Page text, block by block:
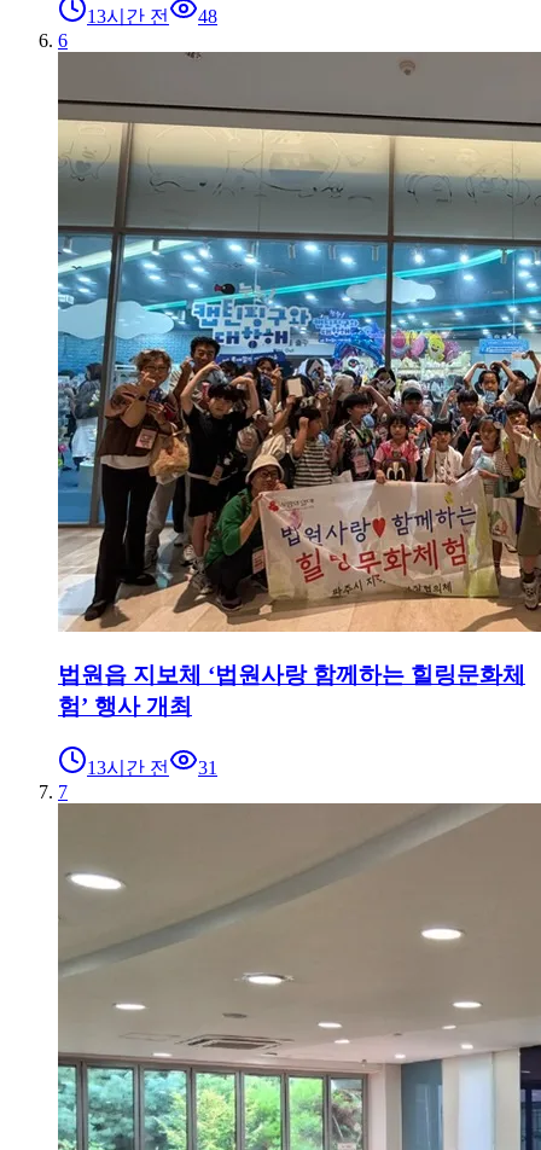
13시간 전
48
6
법원읍 지보체 ‘법원사랑 함께하는 힐링문화체
험’ 행사 개최
13시간 전
31
7